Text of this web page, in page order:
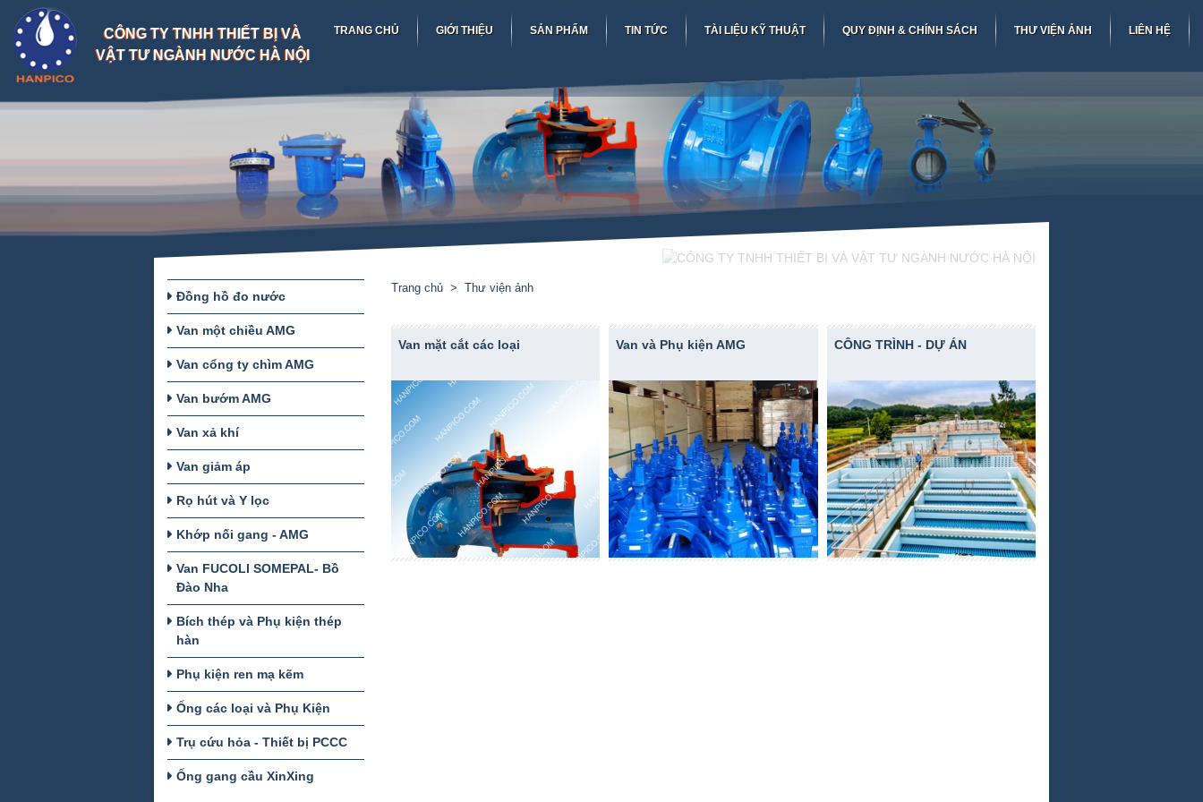
CÔNG TY TNHH THIẾT BỊ VÀ
VẬT TƯ NGÀNH NƯỚC HÀ NỘI
TRANG CHỦ GIỚI THIỆU SẢN PHẨM TIN TỨC TÀI LIỆU KỸ THUẬT QUY ĐỊNH & CHÍNH SÁCH THƯ VIỆN ẢNH LIÊN HỆ
Trang chủ Thư viện ảnh
Van mặt cắt các loại Van và Phụ kiện AMG CÔNG TRÌNH - DỰ ÁN
Đồng hồ đo nước
Van một chiều AMG
Van cổng ty chìm AMG
Van bướm AMG
Van xả khí
Van giảm áp
Rọ hút và Y lọc
Khớp nối gang - AMG
Van FUCOLI SOMEPAL- Bồ
Đào Nha
Bích thép và Phụ kiện thép
hàn
Phụ kiện ren mạ kẽm
Ống các loại và Phụ Kiện
Trụ cứu hỏa - Thiết bị PCCC
Ống gang cầu XinXing